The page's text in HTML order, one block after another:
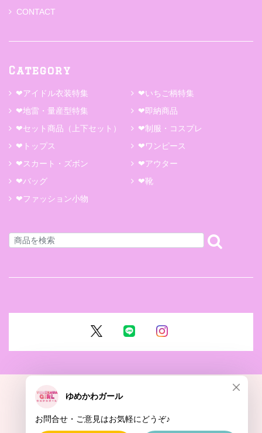
CONTACT
Category
❤アイドル衣装特集
❤いちご柄特集
❤地雷・量産型特集
❤即納商品
❤セット商品（上下セット）
❤制服・コスプレ
❤トップス
❤ワンピース
❤スカート・ズボン
❤アウター
❤バッグ
❤靴
❤ファッション小物